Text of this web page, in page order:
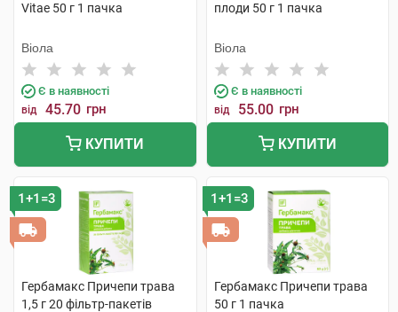
Vitae 50 г 1 пачка
Віола
Є в наявності
від 45.70 грн
КУПИТИ
плоди 50 г 1 пачка
Віола
Є в наявності
від 55.00 грн
КУПИТИ
1+1=3
Гербамакс Причепи трава
1,5 г 20 фільтр-пакетів
1+1=3
Гербамакс Причепи трава
50 г 1 пачка